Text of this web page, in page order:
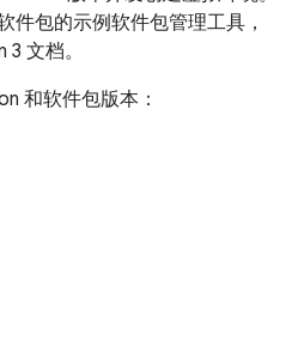
件包的示例软件包管理工具，
文档。
和软件包版本：